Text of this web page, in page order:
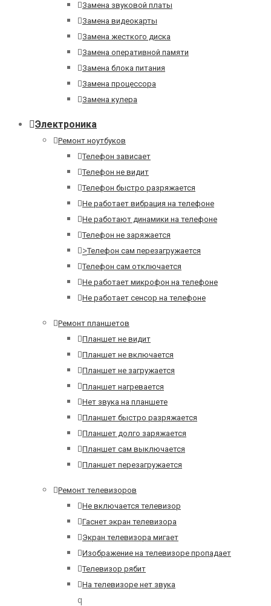
Замена звуковой платы
Замена видеокарты
Замена жесткого диска
Замена оперативной памяти
Замена блока питания
Замена процессора
Замена кулера
Электроника
Ремонт ноутбуков
Телефон зависает
Телефон не видит
Телефон быстро разряжается
Не работает вибрация на телефоне
Не работают динамики на телефоне
Телефон не заряжается
>Телефон сам перезагружается
Телефон сам отключается
Не работает микрофон на телефоне
Не работает сенсор на телефоне
Ремонт планшетов
Планшет не видит
Планшет не включается
Планшет не загружается
Планшет нагревается
Нет звука на планшете
Планшет быстро разряжается
Планшет долго заряжается
Планшет сам выключается
Планшет перезагружается
Ремонт телевизоров
Не включается телевизор
Гаснет экран телевизора
Экран телевизора мигает
Изображение на телевизоре пропадает
Телевизор рябит
На телевизоре нет звука
q